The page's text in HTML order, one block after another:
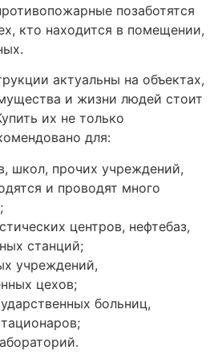
позаботятся
кто находится в помещении,
актуальны на объектах,
и жизни людей стоит
их не только
для:
школ, прочих учреждений,
и проводят много
центров, нефтебаз,
станций;
учреждений,
цехов;
больниц,